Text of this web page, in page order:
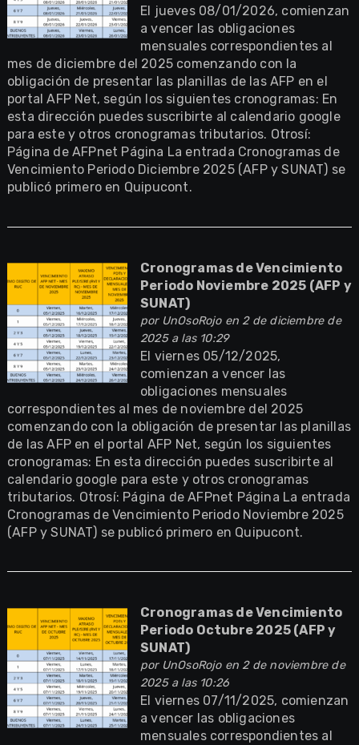
El jueves 08/01/2026, comienzan
a vencer las obligaciones
mensuales correspondientes al
mes de diciembre del 2025 comenzando con la
obligación de presentar las planillas de las AFP en el
portal AFP Net, según los siguientes cronogramas: En
esta dirección puedes suscribirte al calendario google
para este y otros cronogramas tributarios. Otrosí:
Página de AFPnet Página La entrada Cronogramas de
Vencimiento Periodo Diciembre 2025 (AFP y SUNAT) se
publicó primero en Quipucont.
Cronogramas de Vencimiento
Periodo Noviembre 2025 (AFP y
SUNAT)
por UnOsoRojoen 2 de diciembre de
2025 a las 10:29
El viernes 05/12/2025,
comienzan a vencer las
obligaciones mensuales
correspondientes al mes de noviembre del 2025
comenzando con la obligación de presentar las planillas
de las AFP en el portal AFP Net, según los siguientes
cronogramas: En esta dirección puedes suscribirte al
calendario google para este y otros cronogramas
tributarios. Otrosí: Página de AFPnet Página La entrada
Cronogramas de Vencimiento Periodo Noviembre 2025
(AFP y SUNAT) se publicó primero en Quipucont.
Cronogramas de Vencimiento
Periodo Octubre 2025 (AFP y
SUNAT)
por UnOsoRojoen 2 de noviembre de
2025 a las 10:26
El viernes 07/11/2025, comienzan
a vencer las obligaciones
mensuales correspondientes al